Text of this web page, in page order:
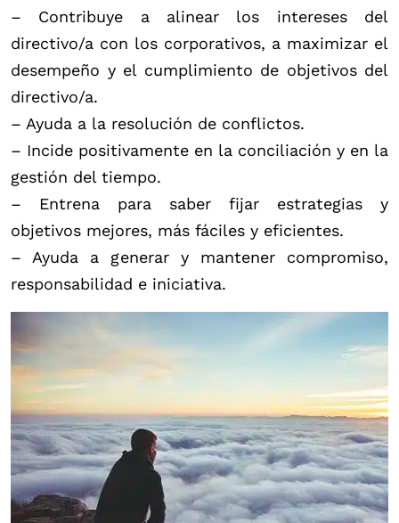
– Contribuye a alinear los intereses del
directivo/a con los corporativos, a maximizar el
desempeño y el cumplimiento de objetivos del
directivo/a.
– Ayuda a la resolución de conflictos.
– Incide positivamente en la conciliación y en la
gestión del tiempo.
– Entrena para saber fijar estrategias y
objetivos mejores, más fáciles y eficientes.
– Ayuda a generar y mantener compromiso,
responsabilidad e iniciativa.